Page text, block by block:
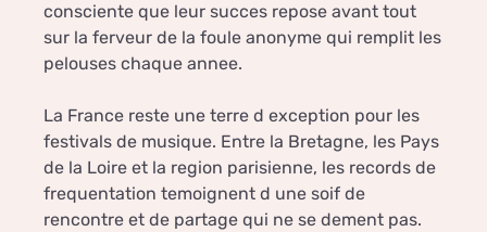
consciente que leur succes repose avant tout
sur la ferveur de la foule anonyme qui remplit les
pelouses chaque annee.
La France reste une terre d exception pour les
festivals de musique. Entre la Bretagne, les Pays
de la Loire et la region parisienne, les records de
frequentation temoignent d une soif de
rencontre et de partage qui ne se dement pas.